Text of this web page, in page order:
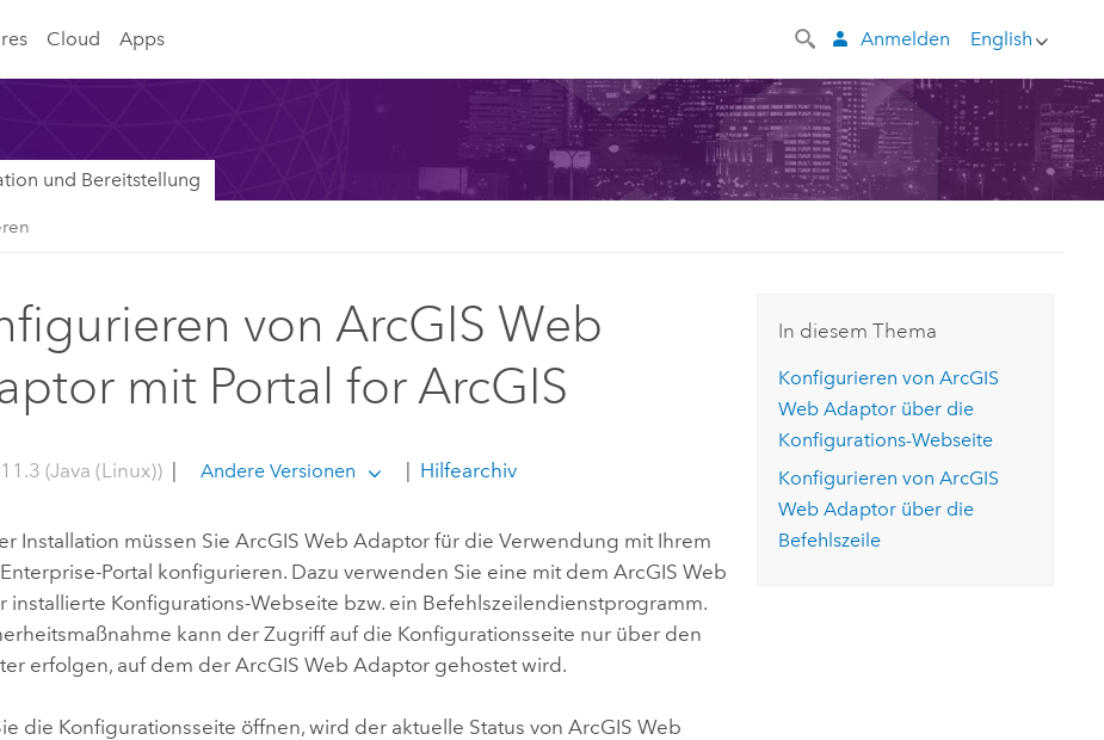
Cloud Apps English
Anmelden
und Bereitstellung
von ArcGIS Web
mit Portal for ArcGIS
(Java (Linux)) | Andere Versionen | Hilfearchiv
Installation müssen SieArcGIS Web Adaptor für die Verwendung mit Ihrem
-Portal konfigurieren. Dazu verwenden Sie eine mit demArcGIS Web
installierte Konfigurations-Webseite bzw. ein Befehlszeilendienstprogramm.
kann der Zugriff auf die Konfigurationsseite nur über den
erfolgen, auf dem derArcGIS Web Adaptor gehostet wird.
die Konfigurationsseite öffnen, wird der aktuelle Status vonArcGIS Web
In diesem Thema
Konfigurieren vonArcGIS
Web Adaptor über die
Konfigurations-Webseite
Konfigurieren vonArcGIS
Web Adaptor über die
Befehlszeile